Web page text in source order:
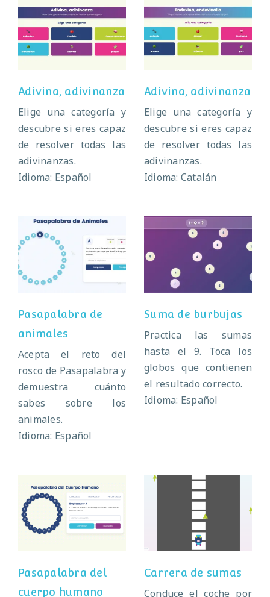
Adivina,
adivinanza
Adivina, adivinanza
Elige una categoría y
descubre si eres capaz
de resolver todas las
adivinanzas.
Idioma: Español
Adivina,
adivinanza
Adivina, adivinanza
Elige una categoría y
descubre si eres capaz
de resolver todas las
adivinanzas.
Idioma: Catalán
Pasapalabra de
animales
Pasapalabra de
animales
Acepta el reto del
rosco de Pasapalabra y
demuestra cuánto
sabes sobre los
animales.
Idioma: Español
Suma de
burbujas
Suma de burbujas
Practica las sumas
hasta el 9. Toca los
globos que contienen
el resultado correcto.
Idioma: Español
Pasapalabra del
cuerpo humano
Pasapalabra del
cuerpo humano
sumas
Carrera de sumas
Conduce el coche por